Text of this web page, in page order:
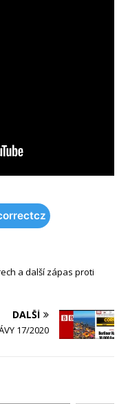
a další zápas proti
DALŠÍ
17/2020